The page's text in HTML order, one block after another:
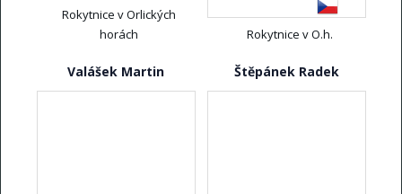
Rokytnice v Orlických
horách
Rokytnice v O.h.
Valášek Martin Štěpánek Radek